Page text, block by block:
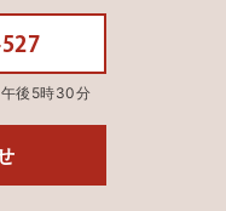
後5時30分